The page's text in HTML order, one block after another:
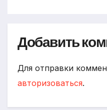
Добавить
Для отправки
авторизоваться.